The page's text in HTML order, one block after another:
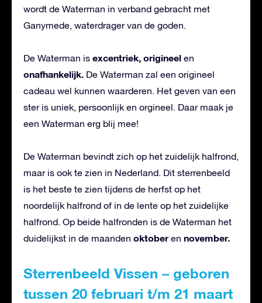
wordt de Waterman in verband gebracht met
Ganymede, waterdrager van de goden.
De Waterman is excentriek, origineel en
onafhankelijk. De Waterman zal een origineel
cadeau wel kunnen waarderen. Het geven van een
ster is uniek, persoonlijk en orgineel. Daar maak je
een Waterman erg blij mee!
De Waterman bevindt zich op het zuidelijk halfrond,
maar is ook te zien in Nederland. Dit sterrenbeeld
is het beste te zien tijdens de herfst op het
noordelijk halfrond of in de lente op het zuidelijke
halfrond. Op beide halfronden is de Waterman het
duidelijkst in de maanden oktoberen november.
Sterrenbeeld Vissen – geboren
tussen 20 februari t/m 21 maart